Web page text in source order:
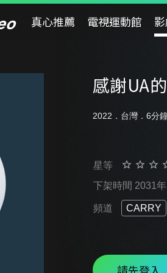
真心推薦 電視運動館
感謝UA
2022．台灣．6分鐘
星等
下架時間 2031
頻道 CARRY